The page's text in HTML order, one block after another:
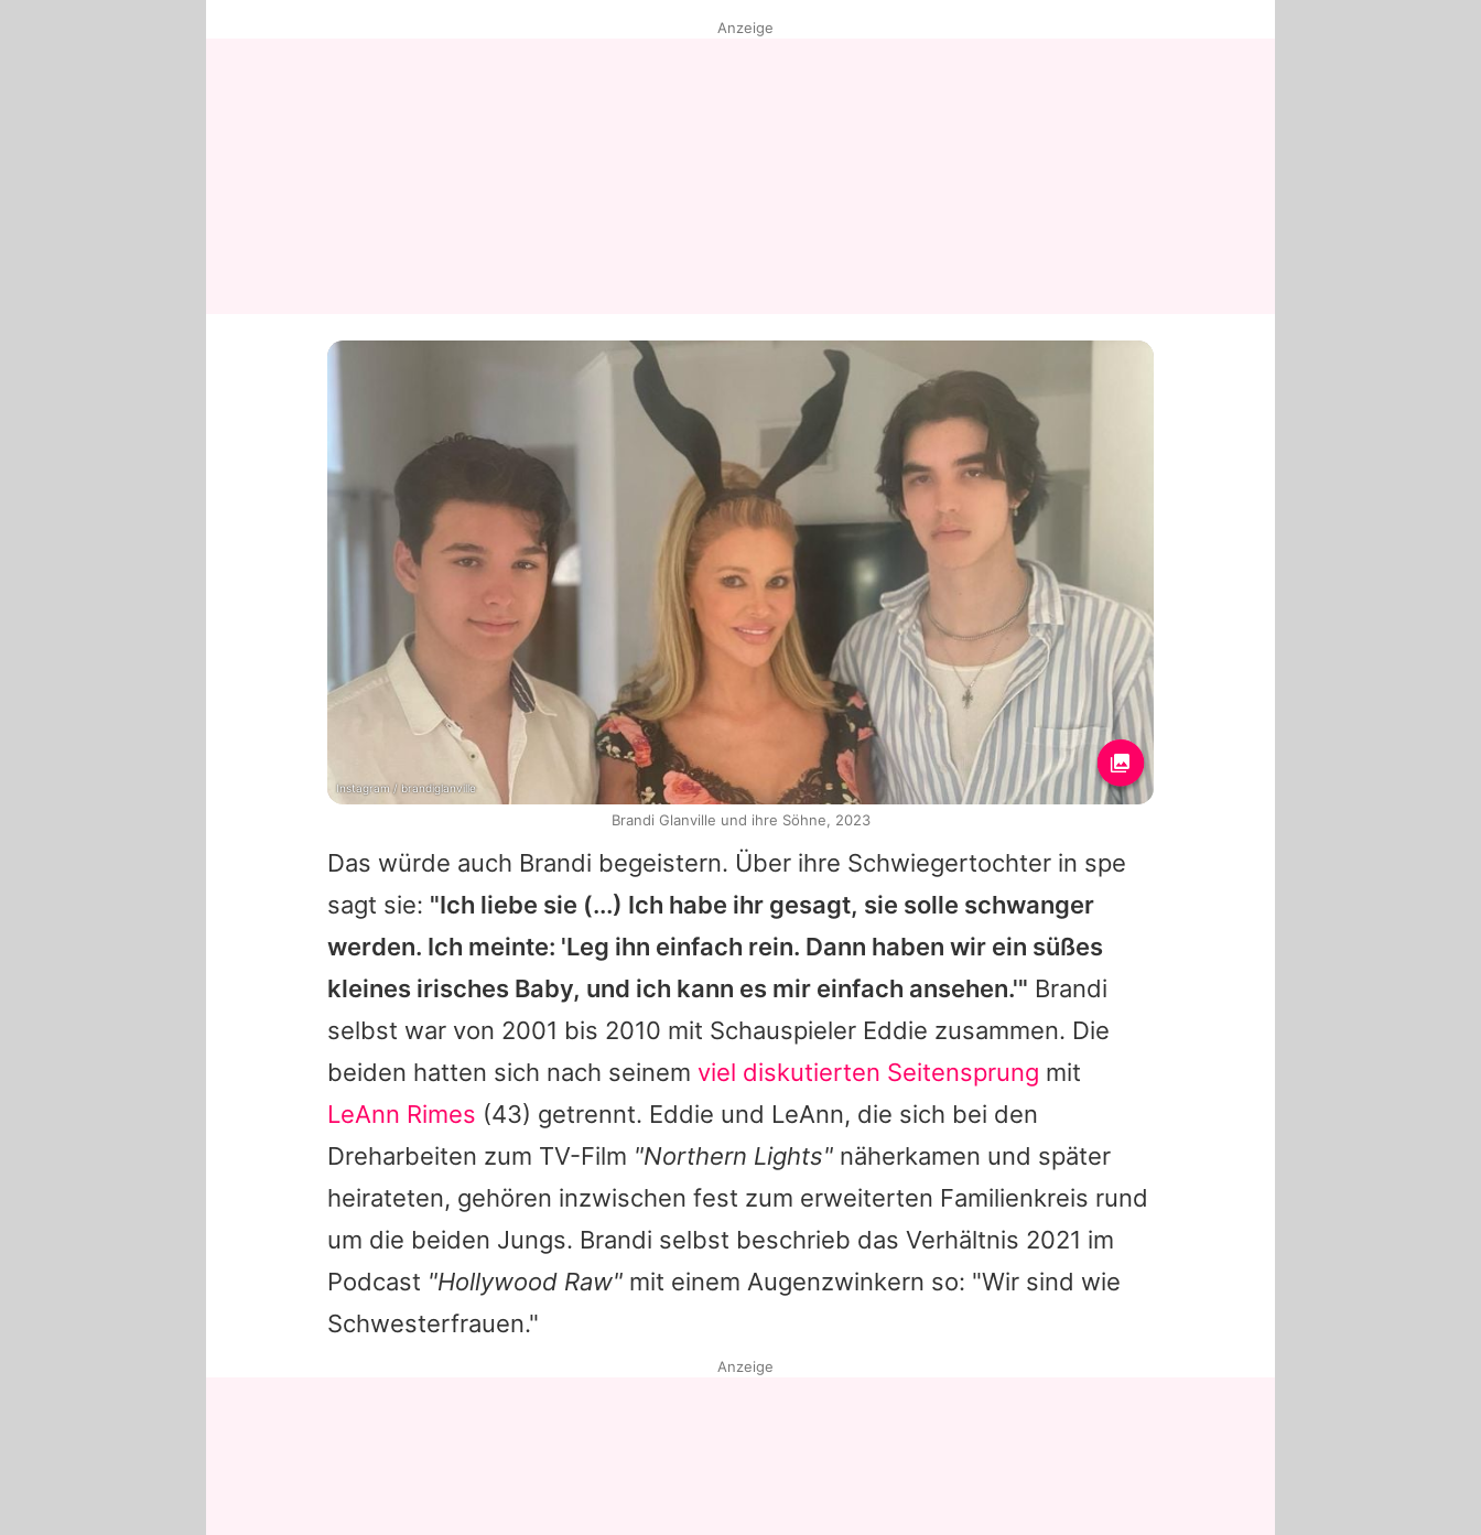
Das würde auch Brandi begeistern. Über ihre Schwiegertochter in spe
sagt sie: "Ich liebe sie (...) Ich habe ihr gesagt, sie solle schwanger
werden. Ich meinte: 'Leg ihn einfach rein. Dann haben wir ein süßes
kleines irisches Baby, und ich kann es mir einfach ansehen.'" Brandi
selbst war von 2001 bis 2010 mit Schauspieler Eddie zusammen. Die
beiden hatten sich nach seinem viel diskutierten Seitensprung mit
LeAnn Rimes (43) getrennt. Eddie und LeAnn, die sich bei den
Dreharbeiten zum TV-Film "Northern Lights" näherkamen und später
heirateten, gehören inzwischen fest zum erweiterten Familienkreis rund
um die beiden Jungs. Brandi selbst beschrieb das Verhältnis 2021 im
Podcast "Hollywood Raw" mit einem Augenzwinkern so: "Wir sind wie
Schwesterfrauen."
Anzeige
Instagram / brandiglanville
Brandi Glanville und ihre Söhne, 2023
Anzeige